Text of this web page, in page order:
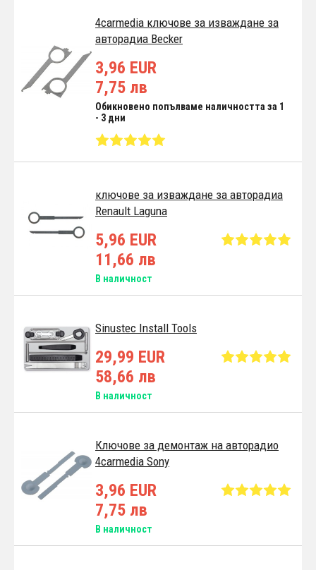
4carmedia ключове за изваждане за
авторадиа Becker
3,96 EUR
7,75 лв
Обикновено попълваме наличността за 1
- 3 дни
ключове за изваждане за авторадиа
Renault Laguna
5,96 EUR
11,66 лв
В наличност
Sinustec Install Tools
29,99 EUR
58,66 лв
В наличност
Ключове за демонтаж на авторадио
4carmedia Sony
3,96 EUR
7,75 лв
В наличност